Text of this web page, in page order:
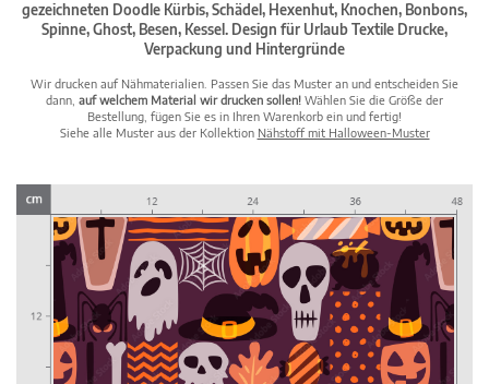
gezeichneten Doodle Kürbis, Schädel, Hexenhut, Knochen, Bonbons,
Spinne, Ghost, Besen, Kessel. Design für Urlaub Textile Drucke,
Verpackung und Hintergründe
Wir drucken auf Nähmaterialien. Passen Sie das Muster an und entscheiden Sie
dann, auf welchem Material wir drucken sollen! Wählen Sie die Größe der
Bestellung, fügen Sie es in Ihren Warenkorb ein und fertig!
Siehe alle Muster aus der Kollektion Nähstoff mit Halloween-Muster